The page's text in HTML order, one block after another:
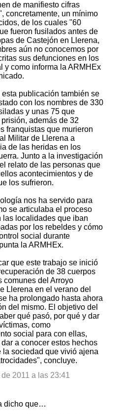
de manifiesto cifras
concretamente, un mínimo
de los cuales "60
fueron fusilados antes de
de Castejón en Llerena,
aún no conocemos por
sus defunciones en los
y como informa la ARMHEx
esta publicación también se
con los nombres de 330
y unas 75 que
además de 32
franquistas que murieron
Militar de Llerena a
de las heridas en los
Junto a la investigación
relato de las personas que
acontecimientos y de
los sufrieron.
nos ha servido para
se articulaba el proceso
las localidades que iban
por los rebeldes y cómo
social durante
la ARMHEx.
que este trabajo se inició
de 38 cuerpos
comunes del Arroyo
Llerena en el verano del
ha prolongado hasta ahora
del mismo. El objetivo del
qué pasó, por qué y dar
como
social para con ellas,
a conocer estos hechos
la sociedad que vivió ajena
concluye.
2011 a las 23:41
dicho que…